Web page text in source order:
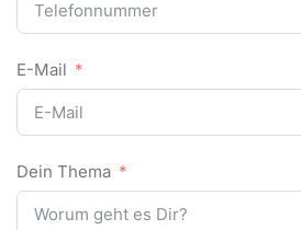
E-Mail
Dein Thema